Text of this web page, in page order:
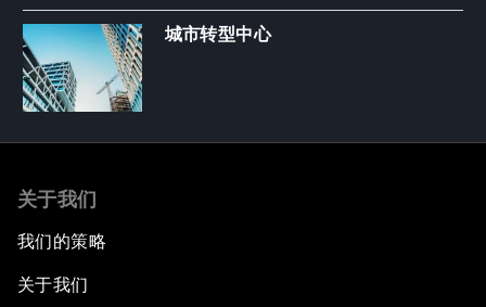
城市转型中心
关于我们
我们的策略
关于我们